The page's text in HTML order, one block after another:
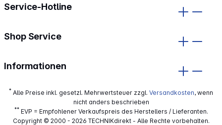
Service-Hotline
Shop Service
Informationen
* Alle Preise inkl. gesetzl. Mehrwertsteuer zzgl. Versandkosten, wenn
nicht anders beschrieben
**EVP = Empfohlener Verkaufspreis des Herstellers / Lieferanten.
Copyright © 2000 - 2026 TECHNIKdirekt - Alle Rechte vorbehalten.